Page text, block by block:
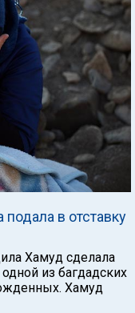
в отставку
Хамуд сделала
из багдадских
Хамуд